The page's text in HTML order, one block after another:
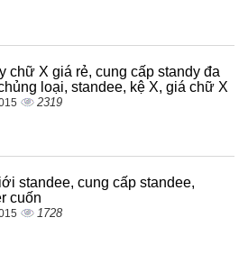
chữ X giá rẻ, cung cấp standy đa
loại, standee, kệ X, giá chữ X
2319
standee, cung cấp standee,
cuốn
1728